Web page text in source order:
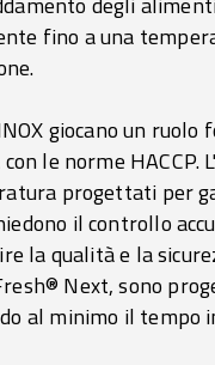
fino a una
giocano un
le norme HACCP.
progettati per
il controllo
la qualità e la
Next, sono
al minimo il tempo